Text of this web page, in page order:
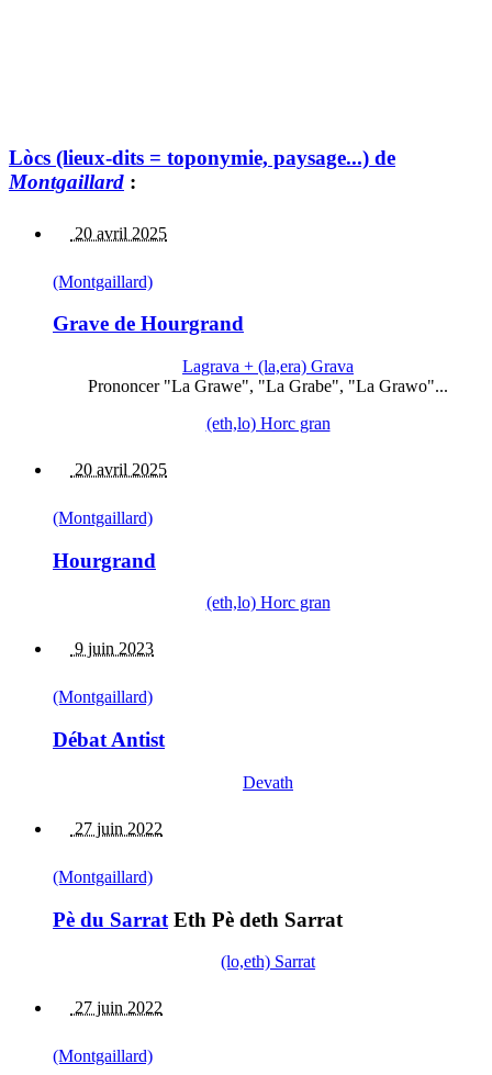
Lòcs (lieux-dits = toponymie, paysage...) de
Montgaillard :
20 avril 2025
(Montgaillard)
Grave de Hourgrand
Lagrava + (la,era) Grava
Prononcer "La Grawe", "La Grabe", "La Grawo"...
(eth,lo) Horc gran
20 avril 2025
(Montgaillard)
Hourgrand
(eth,lo) Horc gran
9 juin 2023
(Montgaillard)
Débat Antist
Devath
27 juin 2022
(Montgaillard)
Pè du Sarrat Eth Pè deth Sarrat
(lo,eth) Sarrat
27 juin 2022
(Montgaillard)